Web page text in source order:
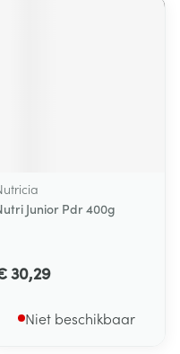
Junior Pdr 400g
30,29
Niet beschikbaar